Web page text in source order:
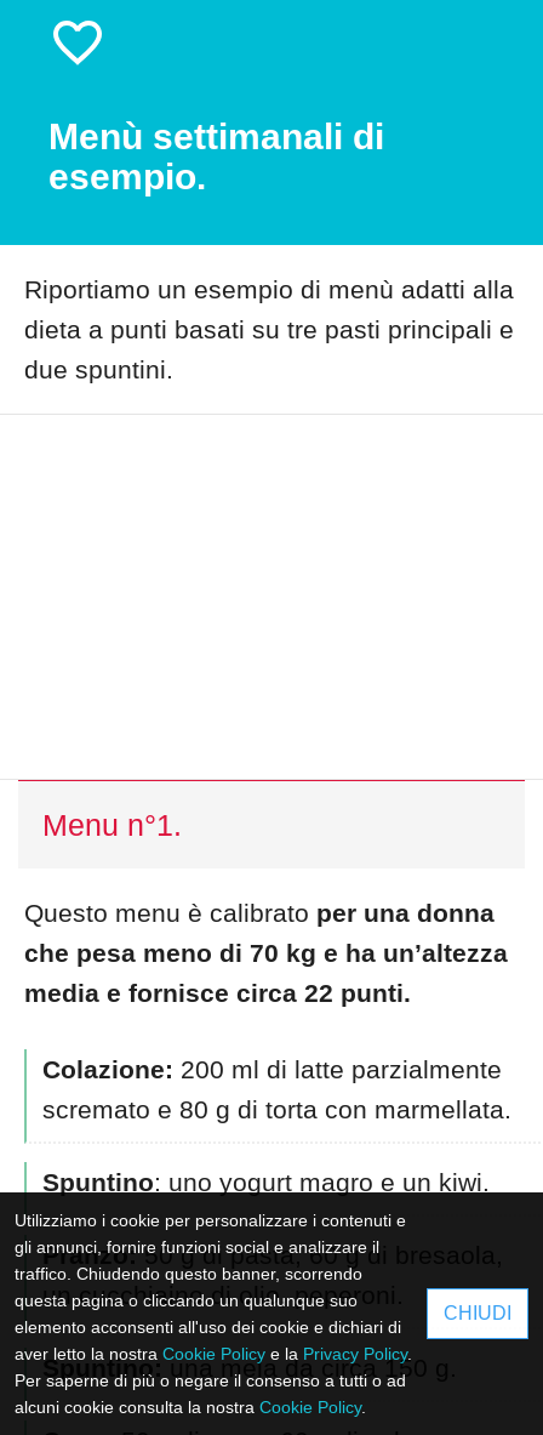
Menù settimanali di
esempio.
Riportiamo un esempio di menù adatti alla
dieta a punti basati su tre pasti principali e
due spuntini.
Menu n°1.
Questo menu è calibrato per una donna
che pesa meno di 70 kg e ha un’altezza
media e fornisce circa 22 punti.
Colazione: 200 ml di latte parzialmente
scremato e 80 g di torta con marmellata.
Spuntino: uno yogurt magro e un kiwi.
Pranzo:50 g di pasta, 60 g di bresaola,
un cucchiaino di olio, peperoni.
Spuntino: una mela da circa 150 g.
Utilizziamo i cookie per personalizzare i contenuti e
gli annunci, fornire funzioni social e analizzare il
traffico. Chiudendo questo banner, scorrendo
questa pagina o cliccando un qualunque suo
elemento acconsenti all'uso dei cookie e dichiari di
aver letto la nostra Cookie Policy e la Privacy Policy.
Per saperne di più o negare il consenso a tutti o ad
alcuni cookie consulta la nostra Cookie Policy.
CHIUDI